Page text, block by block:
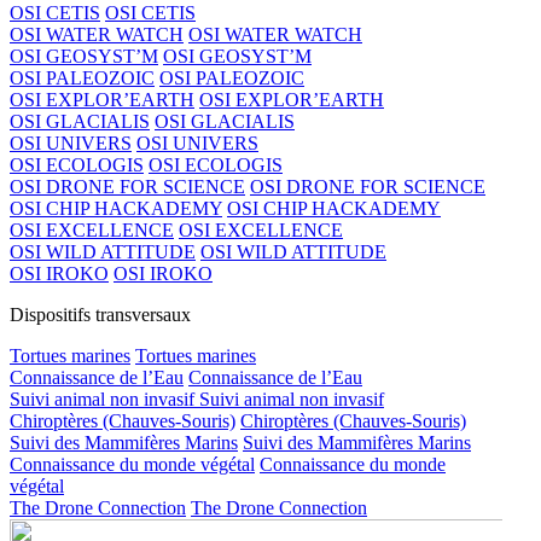
OSI CETIS OSI CETIS
OSI WATER WATCH OSI WATER WATCH
OSI GEOSYST’M OSI GEOSYST’M
OSI PALEOZOIC OSI PALEOZOIC
OSI EXPLOR’EARTH OSI EXPLOR’EARTH
OSI GLACIALIS OSI GLACIALIS
OSI UNIVERS OSI UNIVERS
OSI ECOLOGIS OSI ECOLOGIS
OSI DRONE FOR SCIENCE OSI DRONE FOR SCIENCE
OSI CHIP HACKADEMY OSI CHIP HACKADEMY
OSI EXCELLENCE OSI EXCELLENCE
OSI WILD ATTITUDE OSI WILD ATTITUDE
OSI IROKO OSI IROKO
Dispositifs transversaux
Tortues marines Tortues marines
Connaissance de l’Eau Connaissance de l’Eau
Suivi animal non invasif Suivi animal non invasif
Chiroptères (Chauves-Souris) Chiroptères (Chauves-Souris)
Suivi des Mammifères Marins Suivi des Mammifères Marins
Connaissance du monde végétal Connaissance du monde
végétal
The Drone Connection The Drone Connection